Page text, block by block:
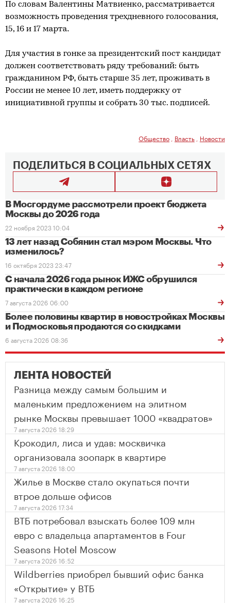
По словам Валентины Матвиенко, рассматривается
возможность проведения трехдневного голосования,
15, 16 и 17 марта.
Для участия в гонке за президентский пост кандидат
должен соответствовать ряду требований: быть
гражданином РФ, быть старше 35 лет, проживать в
России не менее 10 лет, иметь поддержку от
инициативной группы и собрать 30 тыс. подписей.
Общество Власть Новости
ПОДЕЛИТЬСЯ В СОЦИАЛЬНЫХ СЕТЯХ
В Мосгордуме рассмотрели проект бюджета
Москвы до 2026 года
22 ноября 2023 10:04
13 лет назад Собянин стал мэром Москвы. Что
изменилось?
16 октября 2023 23:47
С начала 2026 года рынок ИЖС обрушился
практически в каждом регионе
7 августа 2026 06:00
Более половины квартир в новостройках Москвы
и Подмосковья продаются со скидками
6 августа 2026 08:36
ЛЕНТА НОВОСТЕЙ
Разница между самым большим и
маленьким предложением на элитном
рынке Москвы превышает 1000 «квадратов»
7 августа 2026 18:29
Крокодил, лиса и удав: москвичка
организовала зоопарк в квартире
7 августа 2026 18:00
Жилье в Москве стало окупаться почти
втрое дольше офисов
7 августа 2026 17:34
ВТБ потребовал взыскать более 109 млн
евро с владельца апартаментов в Four
Seasons Hotel Moscow
7 августа 2026 16:52
Wildberries приобрел бывший офис банка
«Открытие» у ВТБ
7 августа 2026 16:25